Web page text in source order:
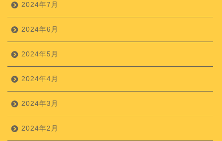
2024年7月
2024年6月
2024年5月
2024年4月
2024年3月
2024年2月